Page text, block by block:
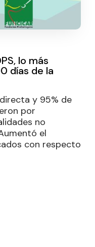
lo más
días de la
y 95% de
por
no
el
con respecto